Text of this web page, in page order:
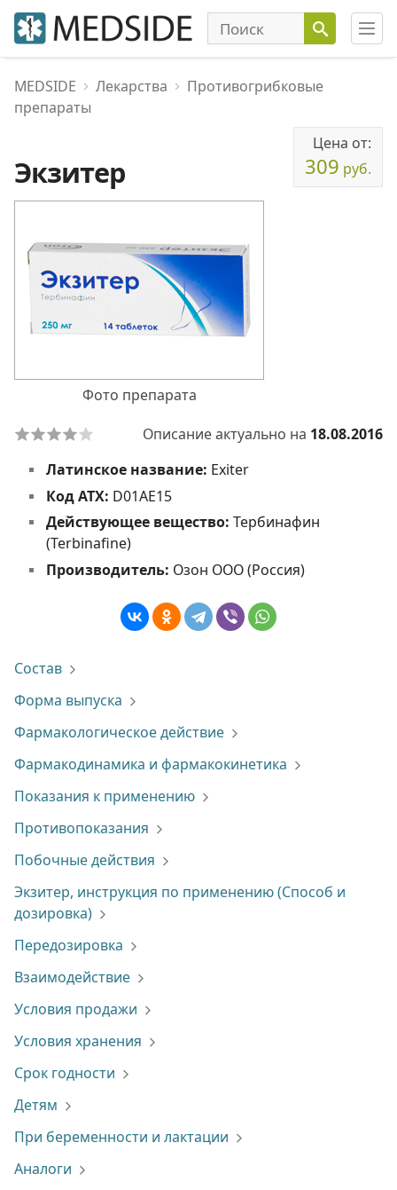
MEDSIDE Лекарства
Противогрибковые
препараты
Экзитер
Цена от:
309 руб.
Фото препарата
Описание актуально на 18.08.2016
Латинское название: Exiter
Код АТХ: D01AE15
Действующее вещество: Тербинафин
(Terbinafine)
Производитель: Озон ООО (Россия)
Состав
Форма выпуска
Фармакологическое действие
Фармакодинамика и фармакокинетика
Показания к применению
Противопоказания
Побочные действия
Экзитер, инструкция по применению (Способ и
дозировка)
Передозировка
Взаимодействие
Условия продажи
Условия хранения
Срок годности
Детям
При беременности и лактации
Аналоги